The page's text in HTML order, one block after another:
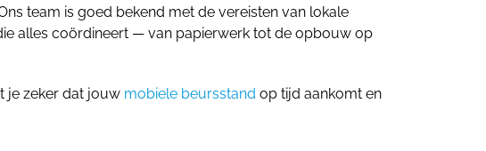
team is goed bekend met de vereisten van lokale
alles coördineert — van papierwerk tot de opbouw op
je zeker dat jouw mobiele beursstand op tijd aankomt en